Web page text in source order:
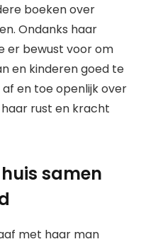
boeken over
Ondanks haar
er bewust voor om
en kinderen goed te
en toe openlijk over
rust en kracht
samen
met haar man